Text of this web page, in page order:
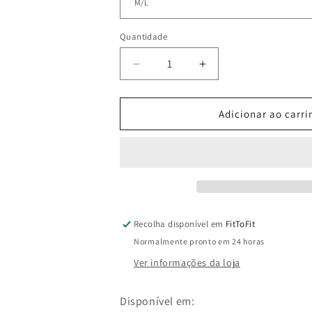
Quantidade
Diminuir
a
quantidade
Short
Aumentar
a
quantidade
Short
Adicionar ao
Recolha disponível em FitToFit
Normalmente pronto em 24 horas
Ver informações da loja
Disponível em: